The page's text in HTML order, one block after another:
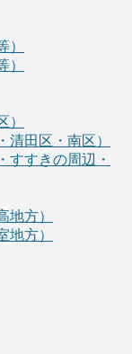
）
）
）
田区・南区）
すすきの周辺・
地方）
地方）